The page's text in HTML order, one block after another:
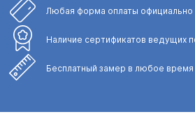
Любая форма оплаты официально
Наличие сертификатов ведущих
Бесплатный замер в любое время